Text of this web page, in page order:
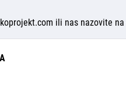
ili nas nazovite na